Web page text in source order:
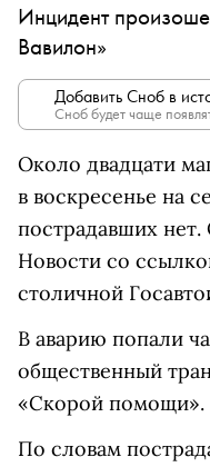
Инцидент
Вавилон»
Добавить Сноб в
Сноб будет чаще
Около двадцати
в воскресенье на
пострадавших
Новости со
столичной
В аварию попали
общественный
«Скорой помощи».
По словам